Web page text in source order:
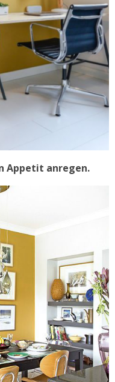
Appetit anregen.